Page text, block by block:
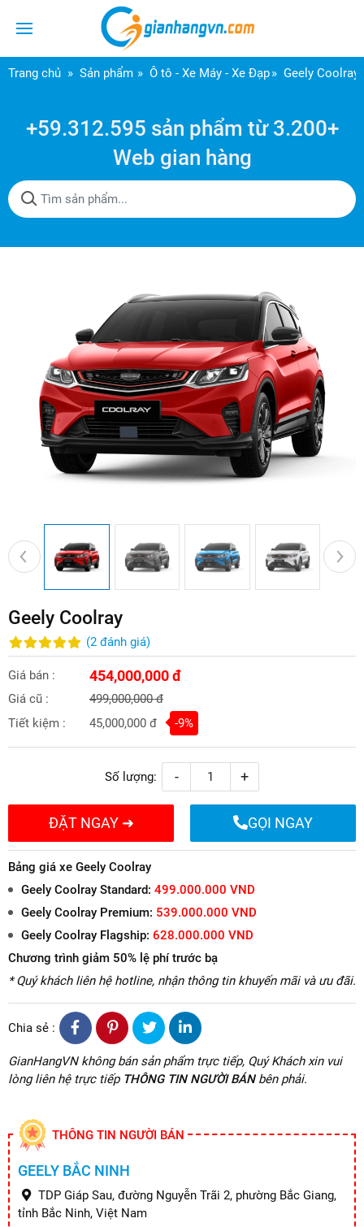
Trang chủ Sản phẩm Ô tô - Xe Máy - Xe Đạp Geely Coolray
+59.312.595 sản phẩm từ 3.200+
Web gian hàng
Geely Coolray
(2 đánh giá)
Giá bán : 454,000,000 đ
Giá cũ :
499,000,000 đ
Tiết kiệm :
45,000,000 đ -9%
Số lượng: - +
ĐẶT NGAY ➜ GỌI NGAY
Bảng giá xe Geely Coolray
Geely Coolray Standard: 499.000.000 VND
Geely Coolray Premium: 539.000.000 VND
Geely Coolray Flagship: 628.000.000 VND
Chương trình giảm 50% lệ phí trước bạ
* Quý khách liên hệ hotline, nhận thông tin khuyến mãi và ưu đãi.
Chia sẻ :
GianHangVN không bán sản phẩm trực tiếp, Quý Khách xin vui
lòng liên hệ trực tiếp THÔNG TIN NGƯỜI BÁNbên phải.
THÔNG TIN NGƯỜI BÁN
GEELY BẮC NINH
TDP Giáp Sau, đường Nguyễn Trãi 2, phường Bắc Giang,
tỉnh Bắc Ninh, Việt Nam